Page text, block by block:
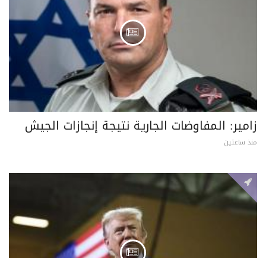
زامير: المفاوضات الجارية نتيجة إنجازات الجيش
منذ ساعتين